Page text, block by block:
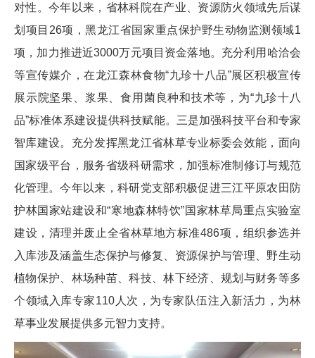
对性。今年以来，省林科院在产业、资源防火领域先后谋
划项目26项，黑龙江省国家重点保护野生动物监测领域1
项，加力推进近3000万元项目资金落地。充分利用哈洽会
等宣传媒介，在龙江森林食物“九珍十八品”展区积极宣传
展示院坚果、浆果、食用菌良种和技术等，为“九珍十八
品”标准体系建设提供科技赋能。三是加强科技平台和专家
智库建设。充分发挥黑龙江省林草专业标委会效能，面向
国家级平台，服务省级科研需求，加强标准制修订与规范
化管理。今年以来，科研党支部积极促进三江平原农田防
护林国家站建设和“寒地森林特饮”国家林草局重点实验室
建设，清理并废止全省林草地方标准486项，组织参选并
入库涉及涵盖生态保护与修复、资源保护与管理、野生动
植物保护、林场种苗、科技、林下经济、规划与财务等多
个领域入库专家110人次，为专家队伍注入新活力，为林
草事业发展提供多元智力支持。